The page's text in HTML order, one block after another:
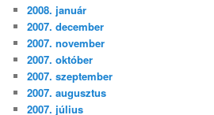
2008. január
2007. december
2007. november
2007. október
2007. szeptember
2007. augusztus
2007. július